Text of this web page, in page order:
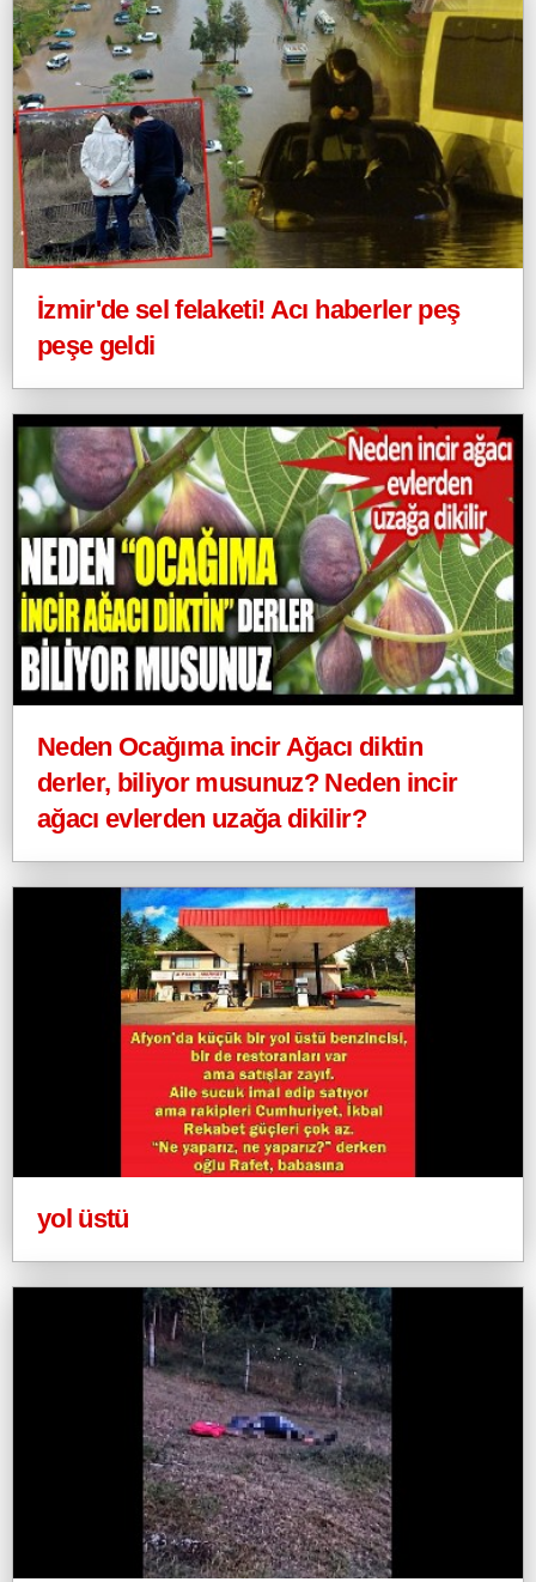
İzmir'de sel felaketi! Acı haberler peş
peşe geldi
Neden Ocağıma incir Ağacı diktin
derler, biliyor musunuz? Neden incir
ağacı evlerden uzağa dikilir?
yol üstü